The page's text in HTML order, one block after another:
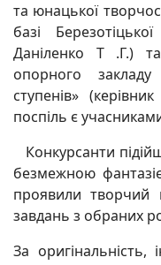
та юнацької
базі
Даніленко Т .Г.)
опорного
ступенів»
поспіль є
Конкурсанти
безмежною
проявили творчий
завдань з обраних
За оригінальність,